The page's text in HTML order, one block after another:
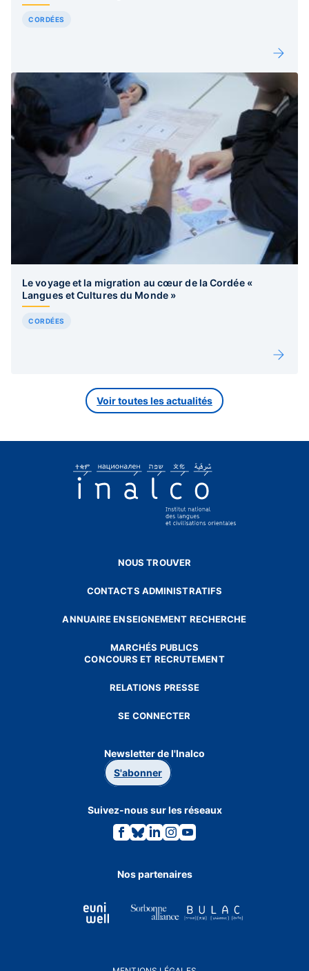
CORDÉES
Le voyage et la migration au cœur de la Cordée «
Langues et Cultures du Monde »
CORDÉES
Voir toutes les actualités
NOUS TROUVER
CONTACTS ADMINISTRATIFS
ANNUAIRE ENSEIGNEMENT RECHERCHE
MARCHÉS PUBLICS
CONCOURS ET RECRUTEMENT
RELATIONS PRESSE
SE CONNECTER
Newsletter de l'Inalco
S'abonner
Suivez-nous sur les réseaux
Lien
vers
Facebook.
Lien
vers
Bluesky.
Lien
vers
Linkedin.
Lien
vers
Instagram.
Lien
vers
Youtube.
Nos partenaires